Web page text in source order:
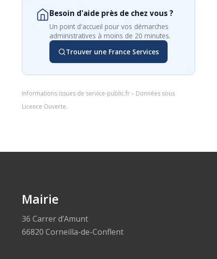
Besoin d'aide près de chez vous ?
Un point d'accueil pour vos démarches
administratives à moins de 20 minutes.
Trouver une France Services
Informations issues de service-public.fr– Données sous
Licence Ouverte.
Mairie
36 Carrer d’Amunt
66820 Corneilla-de-Conflent